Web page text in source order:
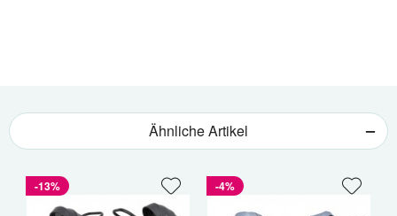
Ähnliche Artikel
-13% -4%